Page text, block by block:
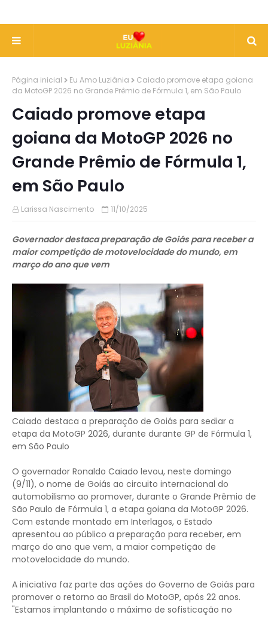
Página inicial Eu Amo Luziânia
Caiado promove etapa goiana
da MotoGP 2026 no Grande Prêmio de Fórmula 1, em São Paulo
Caiado promove etapa
goiana da MotoGP 2026 no
Grande Prêmio de Fórmula 1,
em São Paulo
Larissa Nascimento 11/10/2025
Governador destaca preparação de Goiás para receber a
maior competição de motovelocidade do mundo, em
março do ano que vem
Caiado destaca a preparação de Goiás para sediar a
etapa da MotoGP 2026, durante durante GP de Fórmula 1,
em São Paulo
O governador Ronaldo Caiado levou, neste domingo
(9/11), o nome de Goiás ao circuito internacional do
automobilismo ao promover, durante o Grande Prêmio de
São Paulo de Fórmula 1, a etapa goiana da MotoGP 2026.
Com estande montado em Interlagos, o Estado
apresentou ao público a preparação para receber, em
março do ano que vem, a maior competição de
motovelocidade do mundo.
A iniciativa faz parte das ações do Governo de Goiás para
promover o retorno ao Brasil do MotoGP, após 22 anos.
"Estamos implantando o máximo de sofisticação no